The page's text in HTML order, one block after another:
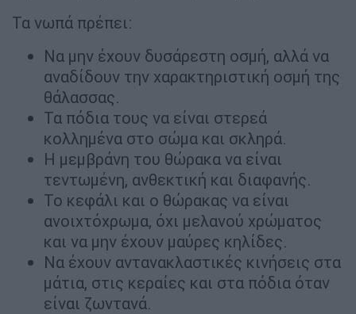
Τα νωπά πρέπει:
Να μην έχουν δυσάρεστη οσμή, αλλά να
αναδίδουν την χαρακτηριστική οσμή της
θάλασσας.
Τα πόδια τους να είναι στερεά
κολλημένα στο σώμα και σκληρά.
Η μεμβράνη του θώρακα να είναι
τεντωμένη, ανθεκτική και διαφανής.
Το κεφάλι και ο θώρακας να είναι
ανοιχτόχρωμα, όχι μελανού χρώματος
και να μην έχουν μαύρες κηλίδες.
Να έχουν αντανακλαστικές κινήσεις στα
μάτια, στις κεραίες και στα πόδια όταν
είναι ζωντανά.